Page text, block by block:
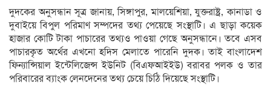
দুদকের অনুসন্ধান সূত্র জানায়, সিঙ্গাপুর, মালয়েশিয়া, যুক্তরাষ্ট্র, কানাডা ও
দুবাইয়ে বিপুল পরিমাণ সম্পদের তথ্য পেয়েছে সংস্থাটি। এ ছাড়া কয়েক
হাজার কোটি টাকা পাচারের তথ্যও পাওয়া গেছে অনুসন্ধানে। তবে এসব
পাচারকৃত অর্থের এখনো হদিস মেলাতে পারেনি দুদক। তাই বাংলাদেশ
ফিন্যান্সিয়াল ইন্টেলিজেন্স ইউনিট (বিএফআইইউ) বরাবর পলক ও তার
পরিবারের ব্যাংক লেনদেনের তথ্য চেয়ে চিঠি দিয়েছে সংস্থাটি।